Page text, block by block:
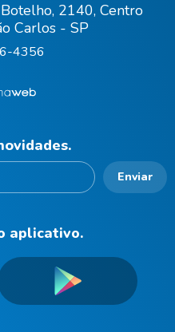
2140, Centro
Carlos - SP
4356
Enviar
aplicativo.